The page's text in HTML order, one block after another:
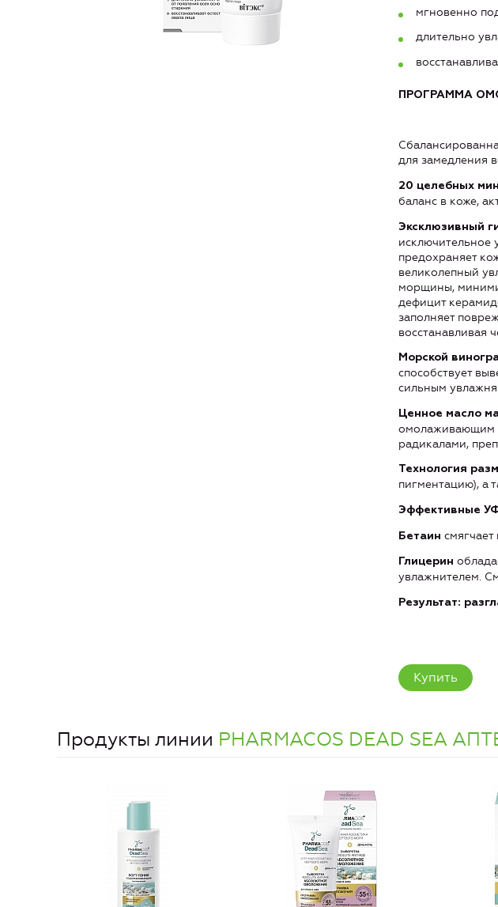
мгновенно
длительно
ПРОГРАММА
для замедления
20 целебных
баланс в коже,
Эксклюзивный
исключительное
предохраняет
великолепный
морщины,
дефицит
заполняет
восстанавливая
Морской
способствует
сильным
Ценное масло
омолаживающим
радикалами,
Технология
пигментацию), а
Эффективные
Бетаин
Глицерин
увлажнителем.
Результат:
Купить
Продукты линии PHARMACOS DEAD SEA